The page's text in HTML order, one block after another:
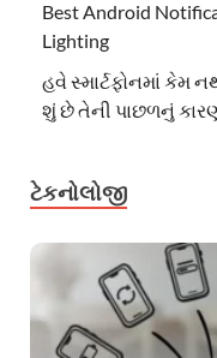
Best Android
Lighting
હવે સ્માર્ટફોનમાં કેમ
શું છે તેની પાછળનું
ટેકનોલોજી